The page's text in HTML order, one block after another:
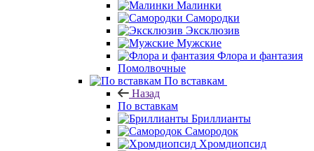
Малинки
Самородки
Эксклюзив
Мужские
Флора и фантазия
Помолвочные
По вставкам
Назад
По вставкам
Бриллианты
Самородок
Хромдиопсид